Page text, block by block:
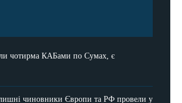
чотирма КАБами по Сумах, є
чиновники Європи та РФ провели у